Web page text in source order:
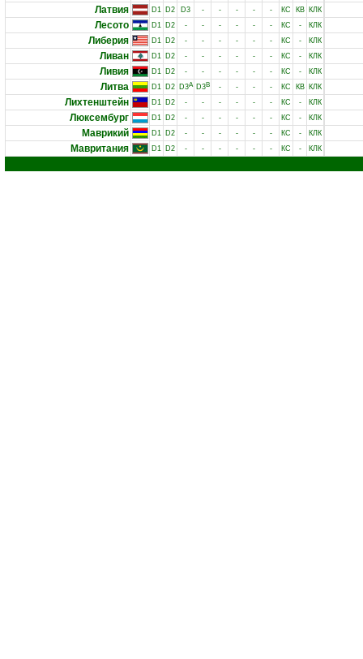
Латвия D1 D2 D3 - - - - - КС КВ КЛК
Лесото D1 D2 - - - - - - КС - КЛК
Либерия D1 D2 - - - - - - КС - КЛК
Ливан D1 D2 - - - - - - КС - КЛК
Ливия D1 D2 - - - - - - КС - КЛК
Литва D1 D2 D3A D3B - - - - КС КВ КЛК
Лихтенштейн D1 D2 - - - - - - КС - КЛК
Люксембург D1 D2 - - - - - - КС - КЛК
Маврикий D1 D2 - - - - - - КС - КЛК
Мавритания D1 D2 - - - - - - КС - КЛК